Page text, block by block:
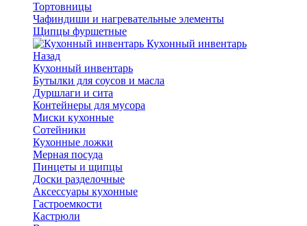
Тортовницы
Чафиндиши и нагревательные элементы
Щипцы фуршетные
Кухонный инвентарь
Назад
Кухонный инвентарь
Бутылки для соусов и масла
Дуршлаги и сита
Контейнеры для мусора
Миски кухонные
Сотейники
Кухонные ложки
Мерная посуда
Пинцеты и щипцы
Доски разделочные
Аксессуары кухонные
Гастроемкости
Кастрюли